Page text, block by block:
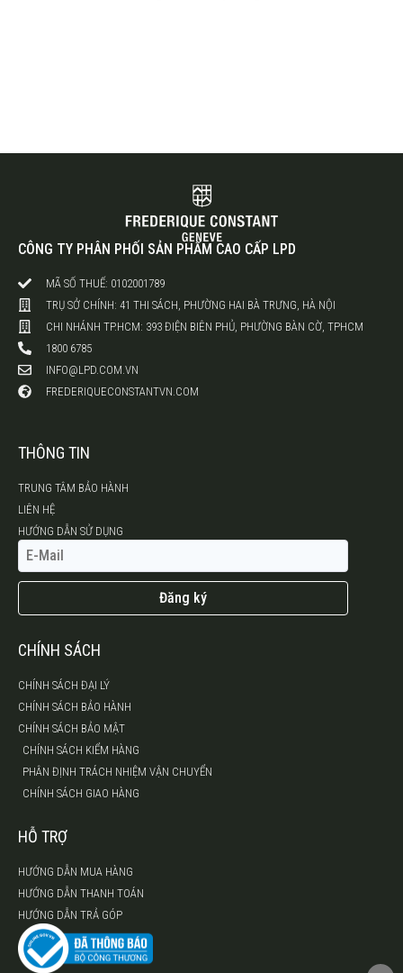
CÔNG TY PHÂN PHỐI SẢN PHẨM CAO CẤP LPD
MÃ SỐ THUẾ: 0102001789
TRỤ SỞ CHÍNH: 41 THI SÁCH, PHƯỜNG HAI BÀ TRƯNG, HÀ NỘI
CHI NHÁNH TP.HCM: 393 ĐIỆN BIÊN PHỦ, PHƯỜNG BÀN CỜ, TPHCM
1800 6785
INFO@LPD.COM.VN
FREDERIQUECONSTANTVN.COM
THÔNG TIN
TRUNG TÂM BẢO HÀNH
LIÊN HỆ
HƯỚNG DẪN SỬ DỤNG
Đăng ký
CHÍNH SÁCH
CHÍNH SÁCH ĐẠI LÝ
CHÍNH SÁCH BẢO HÀNH
CHÍNH SÁCH BẢO MẬT
CHÍNH SÁCH KIỂM HÀNG
PHÂN ĐỊNH TRÁCH NHIỆM VẬN CHUYỂN
CHÍNH SÁCH GIAO HÀNG
HỖ TRỢ
HƯỚNG DẪN MUA HÀNG
HƯỚNG DẪN THANH TOÁN
HƯỚNG DẪN TRẢ GÓP